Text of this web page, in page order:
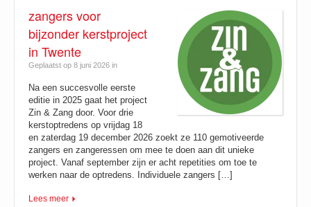
zangers voor
bijzonder kerstproject
in Twente
Geplaatst op 8 juni 2026 in
Na een succesvolle eerste
editie in 2025 gaat het project
Zin & Zang door. Voor drie
kerstoptredens op vrijdag 18
en zaterdag 19 december 2026 zoekt ze 110 gemotiveerde
zangers en zangeressen om mee te doen aan dit unieke
project. Vanaf september zijn er acht repetities om toe te
werken naar de optredens. Individuele zangers […]
Lees meer